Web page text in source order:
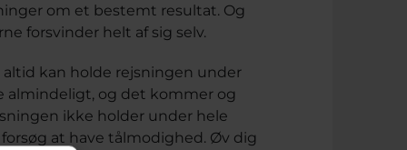
om et bestemt resultat. Og
forsvinder helt af sig selv.
kan holde rejsningen under
almindeligt, og det kommer og
ikke holder under hele
at have tålmodighed. Øv dig